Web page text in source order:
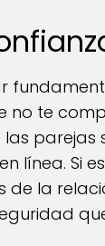
no te
parejas
línea. Si
la